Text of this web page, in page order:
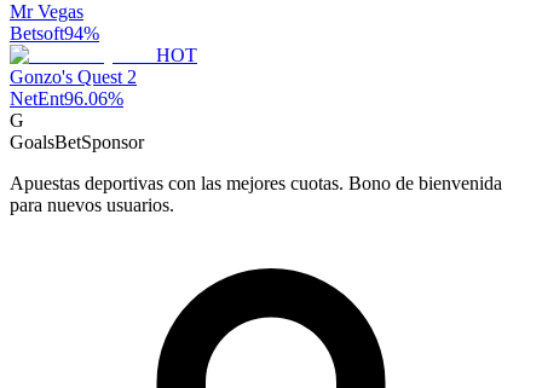
Mr Vegas
Betsoft94%
HOT
Gonzo's Quest 2
NetEnt96.06%
G
GoalsBetSponsor
Apuestas deportivas con las mejores cuotas. Bono de bienvenida
para nuevos usuarios.